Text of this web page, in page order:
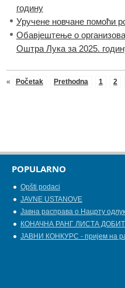
годину
Уручене новчане помоћи
Обавјештење о
Оштра Лука за 2025.
« Početak Prethodna 1 2
POPULARNO
Opšti podaci
JAVNE USTANOVE
Јавна расправа о Нацрту
КОНАЧНА РАНГ ЛИСТА
ЈАВНИ КОНКУРС - пријем на